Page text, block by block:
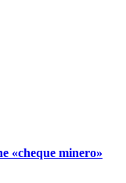
«cheque minero»